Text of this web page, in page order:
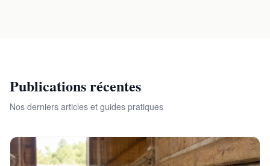
Publications récentes
Nos derniers articles et guides pratiques